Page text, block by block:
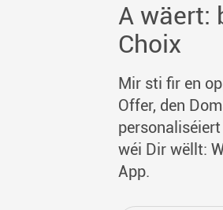
A wäert:
Choix
Mir sti fir en
Offer, den
wéi Dir wëllt:
App.